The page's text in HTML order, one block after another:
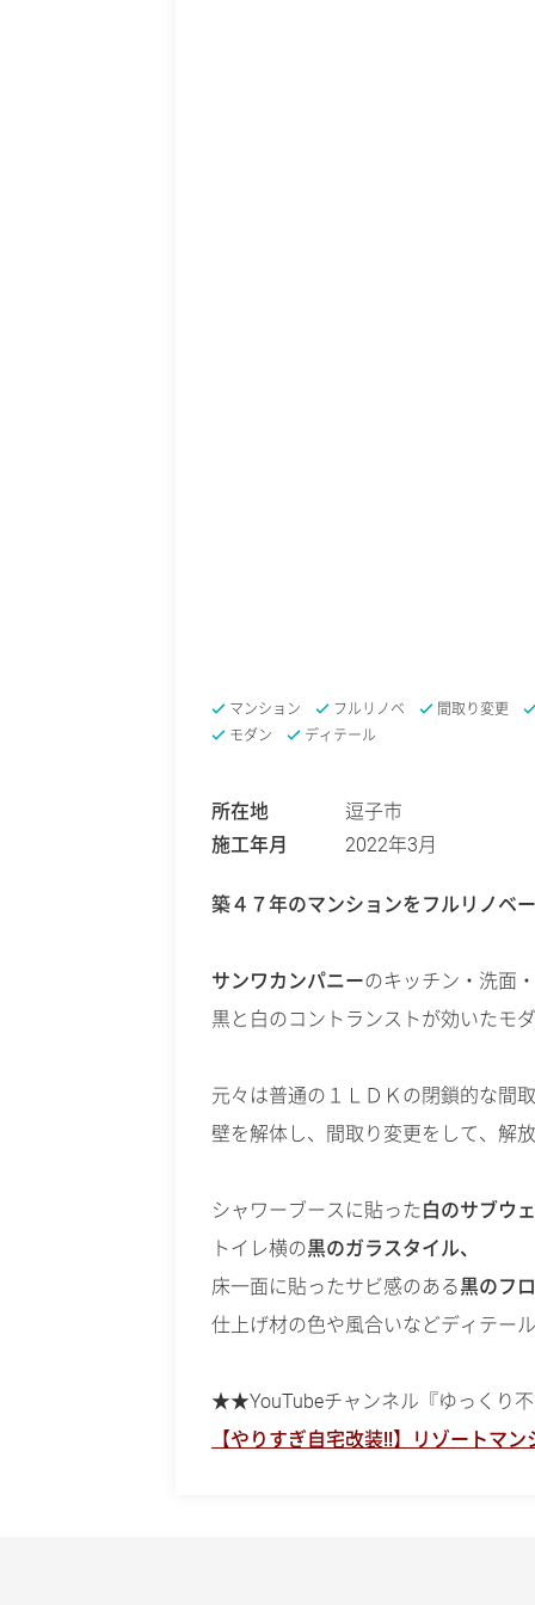
マンション フルリノベ
間取り変更
モダン
ディテール
所在地
逗子市
施工年月
2022年3月
築４７年のマンションをフルリノベ
サンワカンパニーのキッチン・洗面
黒と白のコントランストが効いたモ
元々は普通の１ＬＤＫの閉鎖的な間
壁を解体し、間取り変更をして、解
シャワーブースに貼った白のサブウ
トイレ横の黒のガラスタイル、
床一面に貼ったサビ感のある黒のフ
仕上げ材の色や風合いなどディテー
★★YouTubeチャンネル『ゆっくり
【やりすぎ自宅改装!!】リゾートマ